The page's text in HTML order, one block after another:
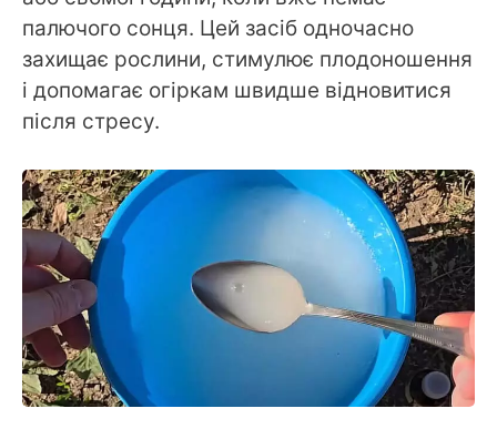
палючого сонця. Цей засіб одночасно
захищає рослини, стимулює плодоношення
і допомагає огіркам швидше відновитися
після стресу.